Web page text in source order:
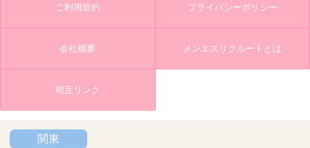
ご利用規約 プライバシーポリシー
会社概要 メンエスリクルートとは
相互リンク
関東